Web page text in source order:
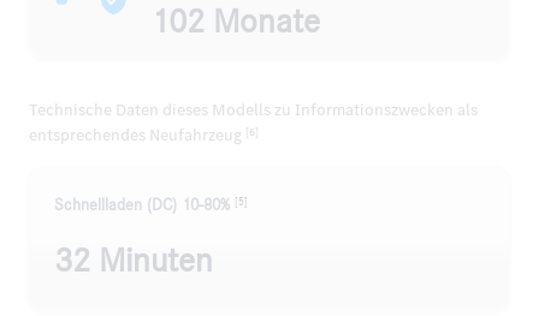
102 Monate
Technische Daten dieses Modells zu Informationszwecken als
entsprechendes Neufahrzeug [6]
Schnellladen (DC) 10-80% [5]
32 Minuten